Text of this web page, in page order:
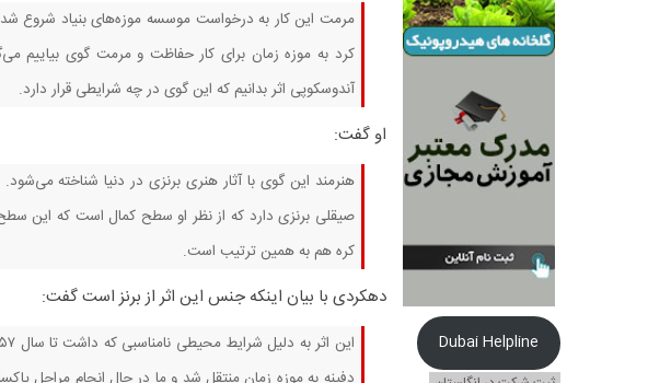
مرمت این کار به درخواست موسسه موزه‌های بنیاد شروع
کرد به موزه زمان برای کار حفاظت و مرمت گوی بیاییم
آندوسکوپی اثر بدانیم که این گوی در چه شرایطی قرار دارد.
او گفت:
هنرمند این گوی با آثار هنری برنزی در دنیا شناخته
صیقلی برنزی دارد که از نظر او سطح کمال است که این
کره هم به همین ترتیب است.
دهکردی با بیان اینکه جنس این اثر از برنز است گفت:
Dubai Helpline